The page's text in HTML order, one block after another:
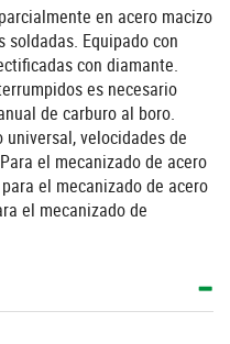
en acero macizo
soldadas. Equipado con
con diamante.
es necesario
de carburo al boro.
universal, velocidades de
el mecanizado de acero
el mecanizado de acero
el mecanizado de